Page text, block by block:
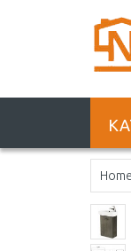
Home